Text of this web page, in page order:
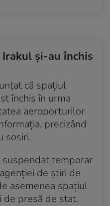
și-au închis
că spaţiul
închis în urma
aeroporturilor
precizând
sosiri.
suspendat temporar
de ştiri de
asemenea spaţiul
de presă de stat.